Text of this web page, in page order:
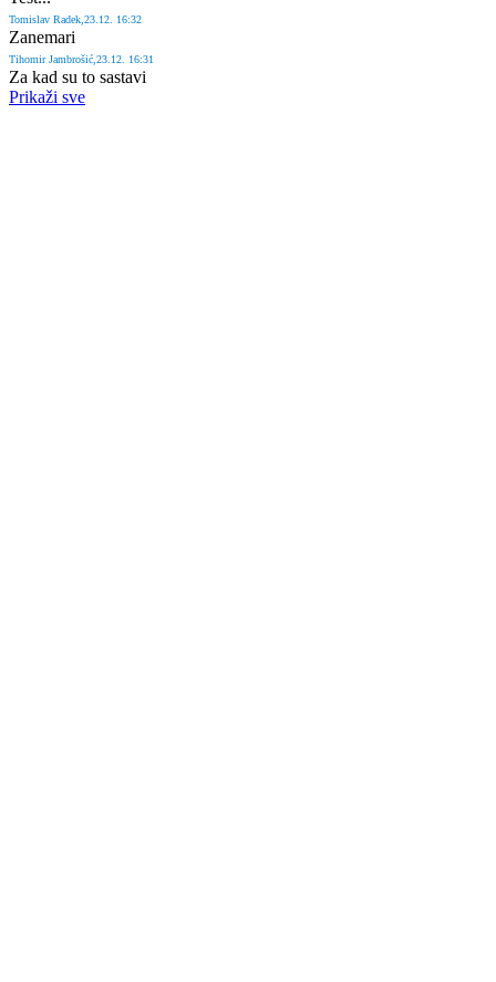
Tomislav Radek,23.12. 16:32
Zanemari
TihomirJambrošić,23.12. 16:31
Za kad su to sastavi
Prikaži sve